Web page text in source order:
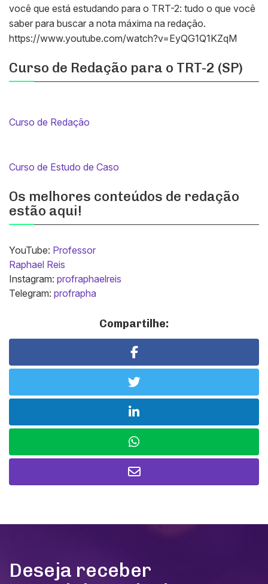
você que está estudando para o TRT-2: tudo o que você
saber para buscar a nota máxima na redação.
https://www.youtube.com/watch?v=EyQG1Q1KZqM
Curso de Redação para o TRT-2 (SP)
Curso de Redação
Curso de Estudo de Caso
Os melhores conteúdos de redação
estão aqui!
YouTube: Professor
Raphael Reis
Instagram: profraphaelreis
Telegram: profrapha
Compartilhe:
Deseja receber